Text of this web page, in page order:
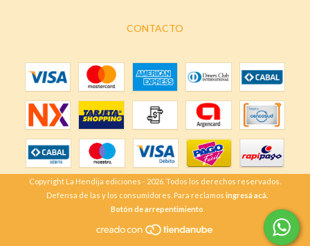
CONTACTO
Copyright La Hendija ediciones - 2026. Todos los derechos reservados.
Defensa de las y los consumidores. Para reclamos ingresá acá.
Botón de arrepentimiento